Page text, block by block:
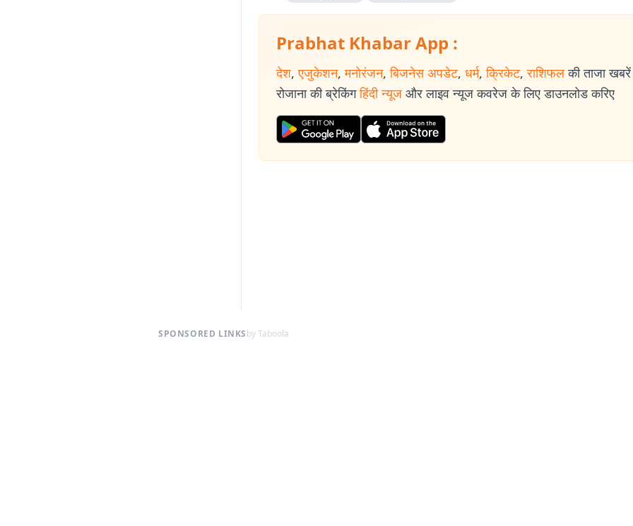
Prabhat Khabar App :
देश, एजुकेशन, मनोरंजन, बिजनेस अपडेट, धर्म, क्रिकेट, राशिफल की ताजा
रोजाना की ब्रेकिंग हिंदी न्यूज और लाइव न्यूज कवरेज के लिए डाउनलोड करिए
SPONSORED LINKSby Taboola